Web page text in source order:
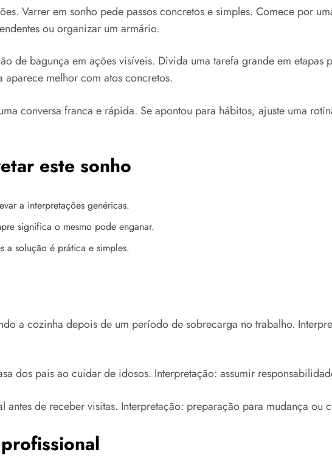
Varrer em sonho pede passos concretos e simples. Comece por
ou organizar um armário.
de bagunça em ações visíveis. Divida uma tarefa grande em
melhor com atos concretos.
conversa franca e rápida. Se apontou para hábitos, ajuste uma
este sonho
a interpretações genéricas.
significa o mesmo pode enganar.
a solução é prática e simples.
a cozinha depois de um período de sobrecarga no trabalho.
dos pais ao cuidar de idosos. Interpretação: assumir
antes de receber visitas. Interpretação: preparação para mudança ou